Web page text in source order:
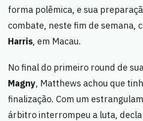
forma polêmica, e sua
combate, neste fim de semana,
Harris, em Macau.
No final do primeiro round de
Magny, Matthews achou que
finalização. Com um
árbitro interrompeu a luta,